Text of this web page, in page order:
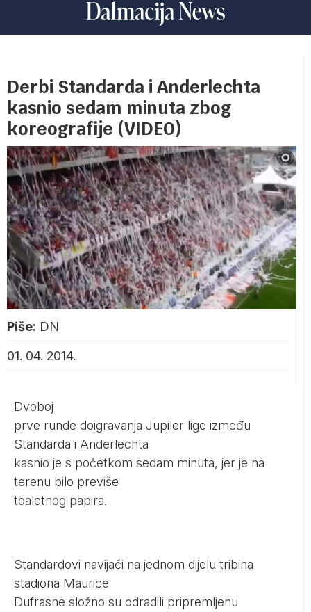
Derbi Standarda i Anderlechta
kasnio sedam minuta zbog
koreografije (VIDEO)
Piše: DN
01. 04. 2014.
Dvoboj
prve runde doigravanja Jupiler lige između
Standarda i Anderlechta
kasnio je s početkom sedam minuta, jer je na
terenu bilo previše
toaletnog papira.
Standardovi navijači na jednom dijelu tribina
stadiona Maurice
Dufrasne složno su odradili pripremljenu